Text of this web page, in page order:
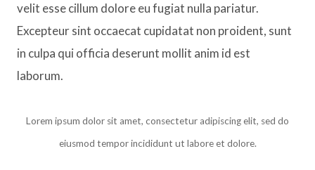
velit esse cillum dolore eu fugiat nulla pariatur.
Excepteur sint occaecat cupidatat non proident, sunt
in culpa qui officia deserunt mollit anim id est
laborum.
Lorem ipsum dolor sit amet, consectetur adipiscing elit, sed do
eiusmod tempor incididunt ut labore et dolore.